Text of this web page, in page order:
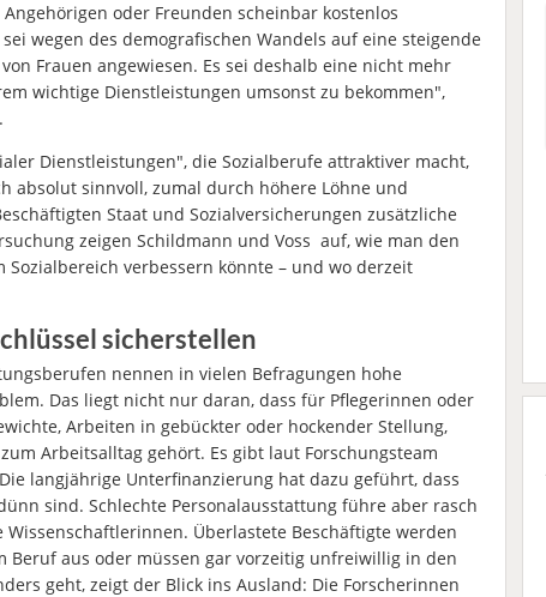
oder Freunden scheinbar kostenlos
wegen des demografischen Wandels auf eine steigende
Frauen angewiesen. Es sei deshalb eine nicht mehr
wichtige Dienstleistungen umsonst zu bekommen",
Dienstleistungen", die Sozialberufe attraktiver macht,
absolut sinnvoll, zumal durch höhere Löhne und
Staat und Sozialversicherungen zusätzliche
zeigen Schildmann und Voss auf, wie man den
verbessern könnte – und wo derzeit
sicherstellen
nennen in vielen Befragungen hohe
Das liegt nicht nur daran, dass für Pflegerinnen oder
Arbeiten in gebückter oder hockender Stellung,
Arbeitsalltag gehört. Es gibt laut Forschungsteam
langjährige Unterfinanzierung hat dazu geführt, dass
sind. Schlechte Personalausstattung führe aber rasch
Überlastete Beschäftigte werden
Beruf aus oder müssen gar vorzeitig unfreiwillig in den
geht, zeigt der Blick ins Ausland: Die Forscherinnen